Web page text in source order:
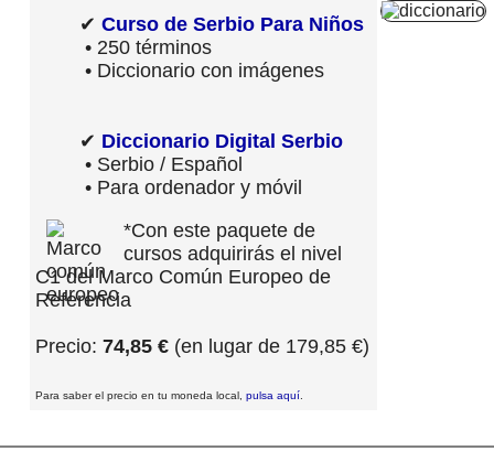
✔ Curso de Serbio Para Niños
• 250 términos
• Diccionario con imágenes
✔ Diccionario Digital Serbio
• Serbio / Español
• Para ordenador y móvil
*Con este paquete de
cursos adquirirás el nivel
C1 del Marco Común Europeo de
Referencia
Precio: 74,85 € (en lugar de 179,85 €)
Para saber el precio en tu moneda local, pulsa aquí